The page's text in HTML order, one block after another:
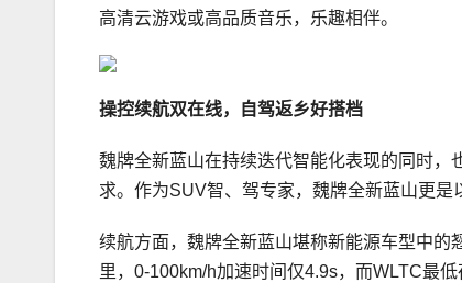
高清云游戏或高品质音乐，乐趣相伴。
操控续航双在线，自驾返乡好搭档
魏牌全新蓝山在持续迭代智能化表现的同时
求。作为SUV智、驾专家，魏牌全新蓝山更是
续航方面，魏牌全新蓝山堪称新能源车型中
里，0-100km/h加速时间仅4.9s，而WLTC最